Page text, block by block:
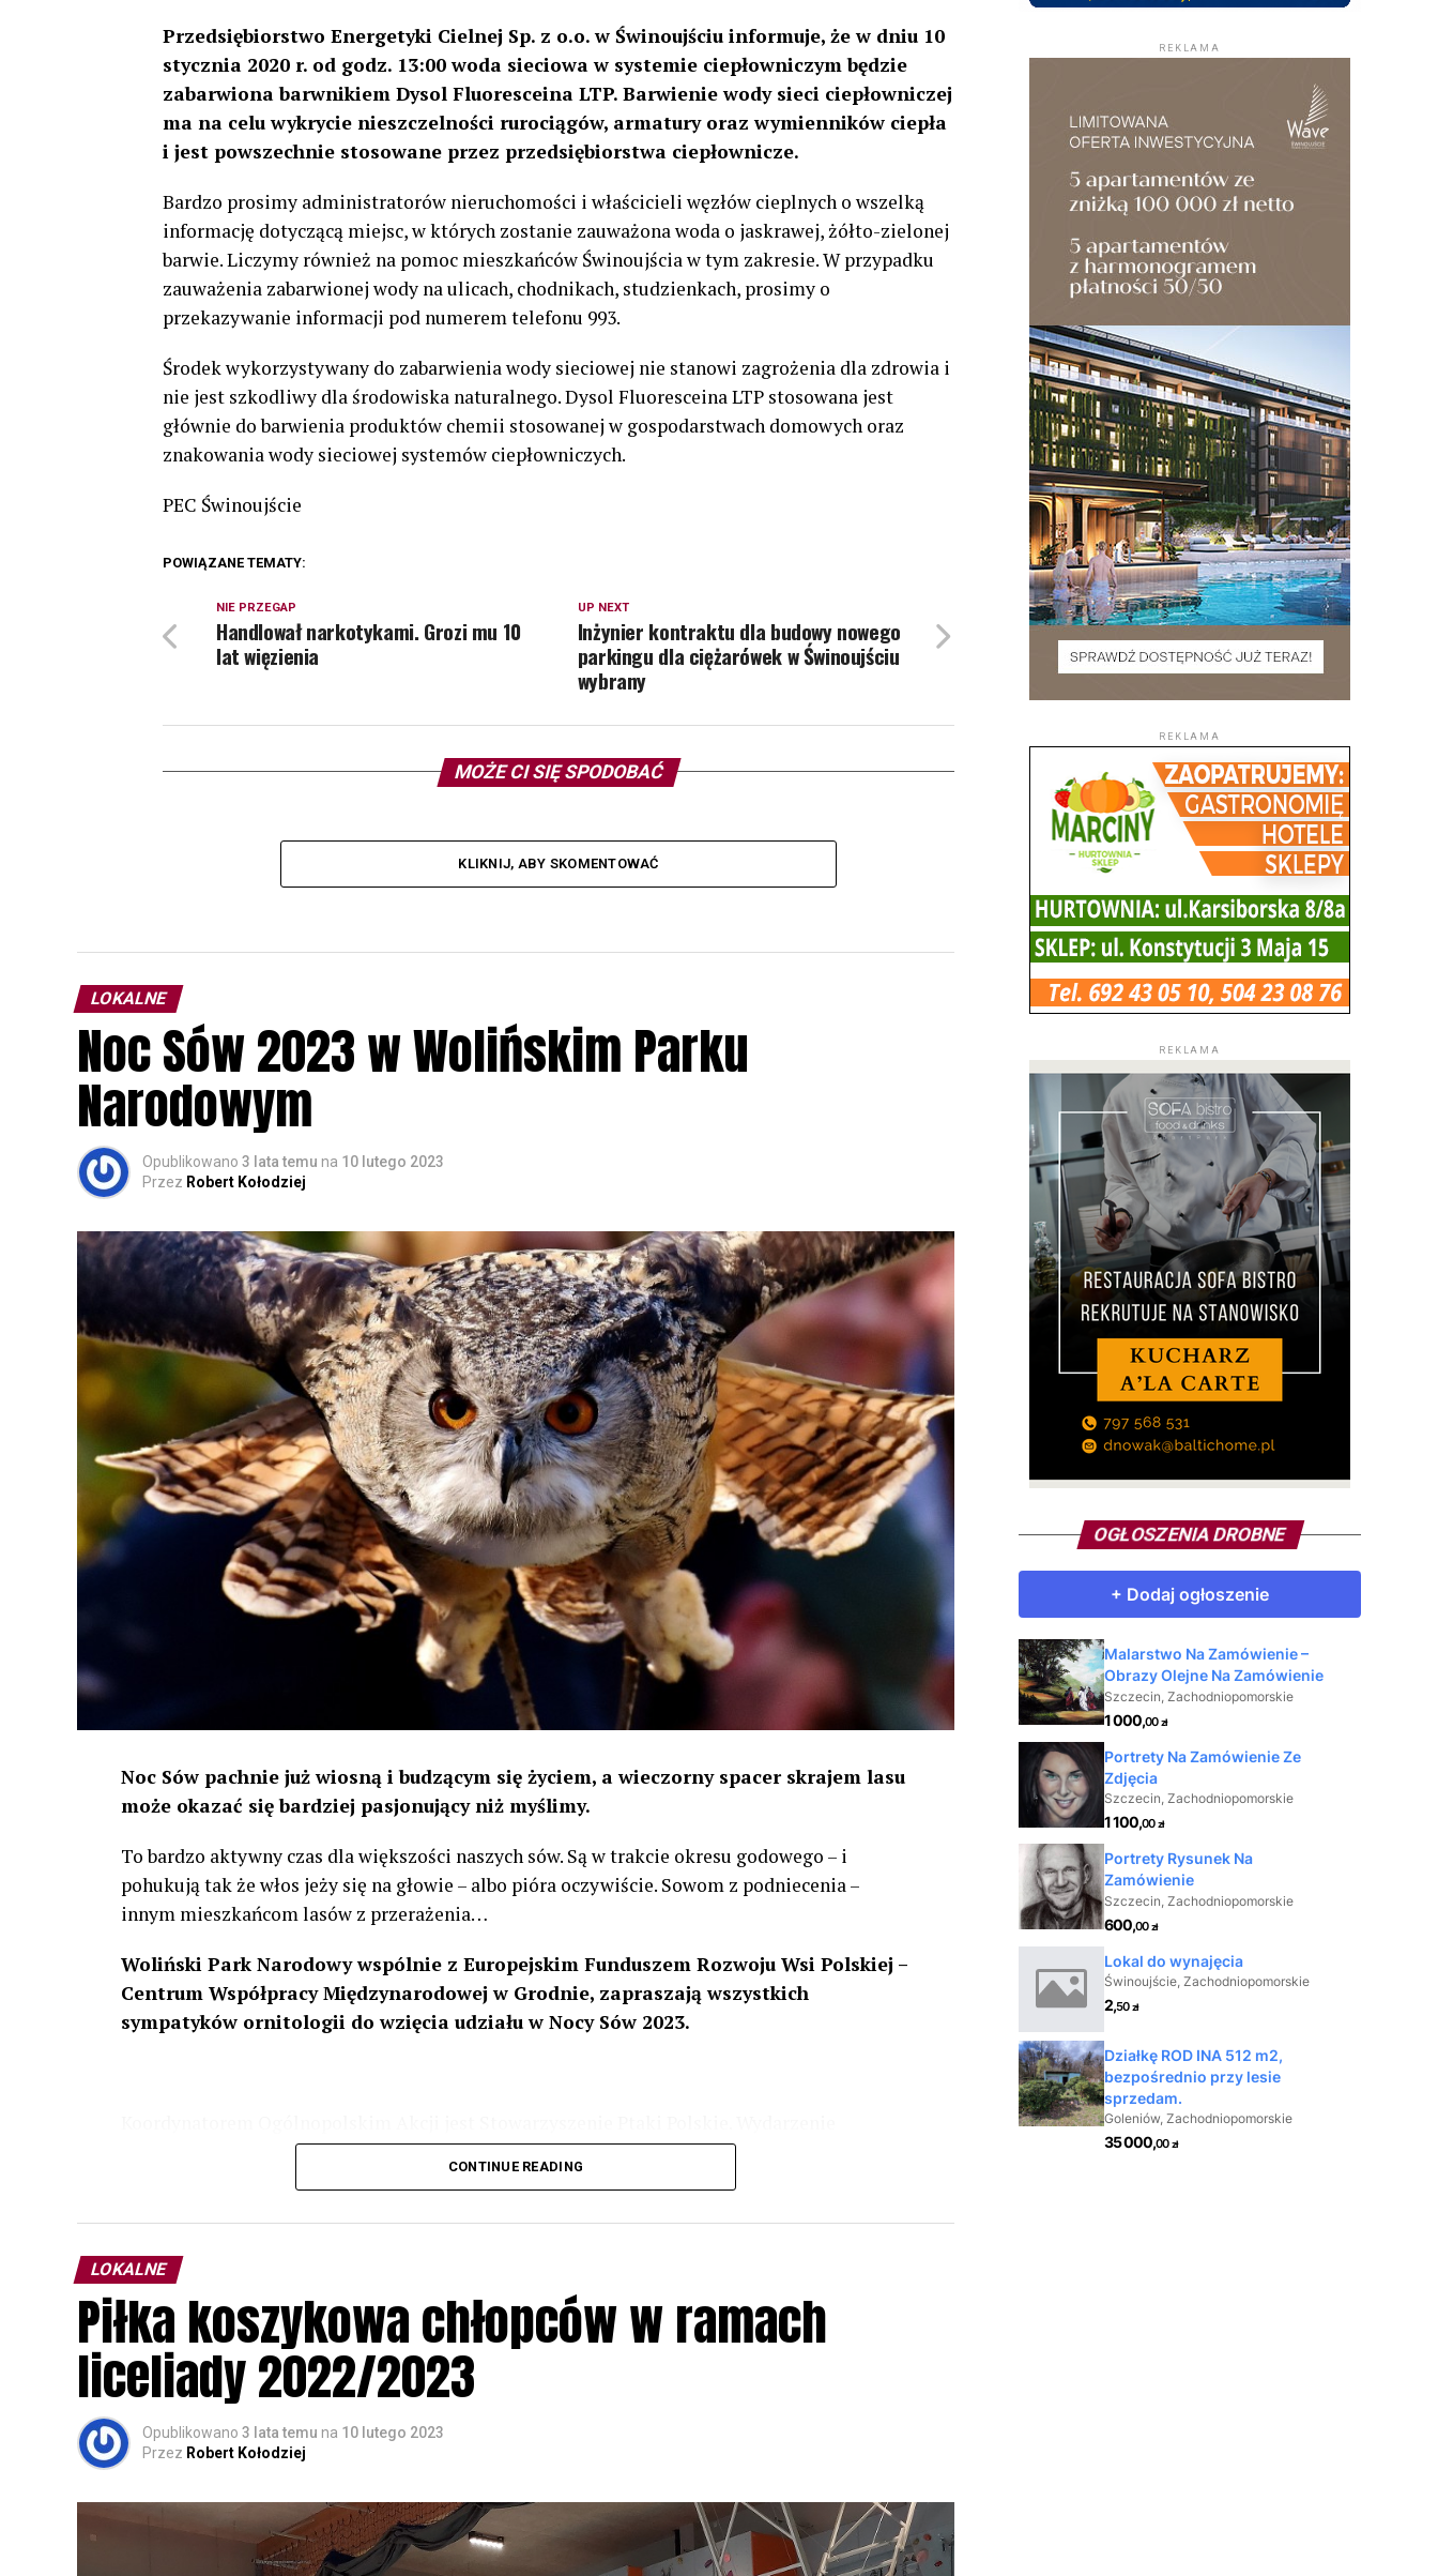
Przedsiębiorstwo Energetyki Cielnej Sp. z o.o. w Świnoujściu informuje, że w dniu 10
stycznia 2020 r. od godz. 13:00 woda sieciowa w systemie ciepłowniczym będzie
zabarwiona barwnikiem Dysol Fluoresceina LTP. Barwienie wody sieci ciepłowniczej
ma na celu wykrycie nieszczelności rurociągów, armatury oraz wymienników ciepła
i jest powszechnie stosowane przez przedsiębiorstwa ciepłownicze.
Bardzo prosimy administratorów nieruchomości i właścicieli węzłów cieplnych o wszelką
informację dotyczącą miejsc, w których zostanie zauważona woda o jaskrawej, żółto-zielonej
barwie. Liczymy również na pomoc mieszkańców Świnoujścia w tym zakresie. W przypadku
zauważenia zabarwionej wody na ulicach, chodnikach, studzienkach, prosimy o
przekazywanie informacji pod numerem telefonu 993.
Środek wykorzystywany do zabarwienia wody sieciowej nie stanowi zagrożenia dla zdrowia i
nie jest szkodliwy dla środowiska naturalnego. Dysol Fluoresceina LTP stosowana jest
głównie do barwienia produktów chemii stosowanej w gospodarstwach domowych oraz
znakowania wody sieciowej systemów ciepłowniczych.
PEC Świnoujście
POWIĄZANE TEMATY:
UP NEXT
Inżynier kontraktu dla budowy nowego
parkingu dla ciężarówek w Świnoujściu
wybrany
NIE PRZEGAP
Handlował narkotykami. Grozi mu 10
lat więzienia
MOŻE CI SIĘ SPODOBAĆ
KLIKNIJ, ABY SKOMENTOWAĆ
LOKALNE
Noc Sów 2023 w Wolińskim Parku
Narodowym
Opublikowano 3 lata temu na 10 lutego 2023
Przez Robert Kołodziej
Noc Sów pachnie już wiosną i budzącym się życiem, a wieczorny spacer skrajem lasu
może okazać się bardziej pasjonujący niż myślimy.
To bardzo aktywny czas dla większości naszych sów. Są w trakcie okresu godowego – i
pohukują tak że włos jeży się na głowie – albo pióra oczywiście. Sowom z podniecenia –
innym mieszkańcom lasów z przerażenia…
Woliński Park Narodowy wspólnie z Europejskim Funduszem Rozwoju Wsi Polskiej –
Centrum Współpracy Międzynarodowej w Grodnie, zapraszają wszystkich
sympatyków ornitologii do wzięcia udziału w Nocy Sów 2023.
odbędzie się w dniach24 i 25 lutego 2023 r. wg harmonogramu przedstawionego na
Wszystkich uczestników zapraszamy do udziału w Akcji, włączenia się w aktywne
rozpoznawanie głosów sów i wymianę doświadczeń przy grillu.Na wydarzenie obowiązują
zapisy.
CONTINUE READING
LOKALNE
Piłka koszykowa chłopców w ramach
liceliady 2022/2023
Opublikowano 3 lata temu na 10 lutego 2023
Przez Robert Kołodziej
REKLAMA
REKLAMA
REKLAMA
OGŁOSZENIA DROBNE